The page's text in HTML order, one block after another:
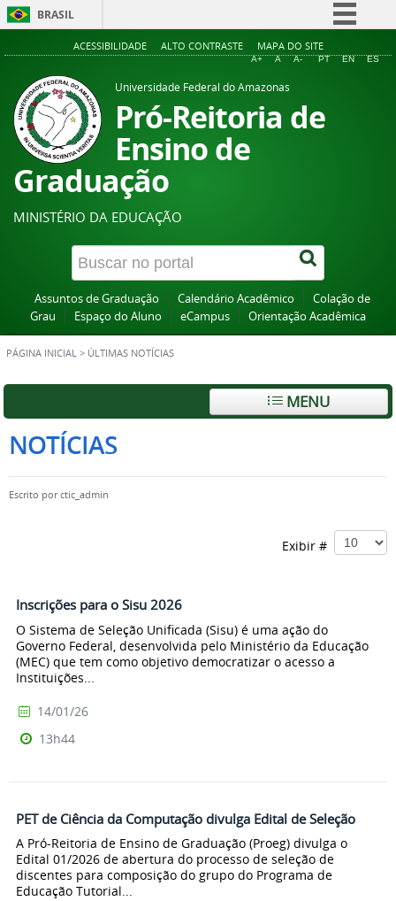
BRASIL
Simplifique!
Acesso à informação
ACESSIBILIDADE ALTO CONTRASTE MAPA DO SITE
A+ A A- PT EN ES
Universidade Federal do Amazonas
Pró-Reitoria de
Ensino de
Graduação
MINISTÉRIO DA EDUCAÇÃO
Assuntos de Graduação Calendário Acadêmico
Colação de
Grau
Espaço do Aluno eCampus Orientação Acadêmica
PÁGINA INICIAL > ÚLTIMAS NOTÍCIAS
MENU
NOTÍCIAS
Escrito porctic_admin
Exibir #
Inscrições para o Sisu 2026
O Sistema de Seleção Unificada (Sisu) é uma ação do
Governo Federal, desenvolvida pelo Ministério da Educação
(MEC) que tem como objetivo democratizar o acesso a
Instituições...
14/01/26
13h44
PET de Ciência da Computação divulga Edital de Seleção
A Pró-Reitoria de Ensino de Graduação (Proeg) divulga o
Edital 01/2026 de abertura do processo de seleção de
discentes para composição do grupo do Programa de
Educação Tutorial...